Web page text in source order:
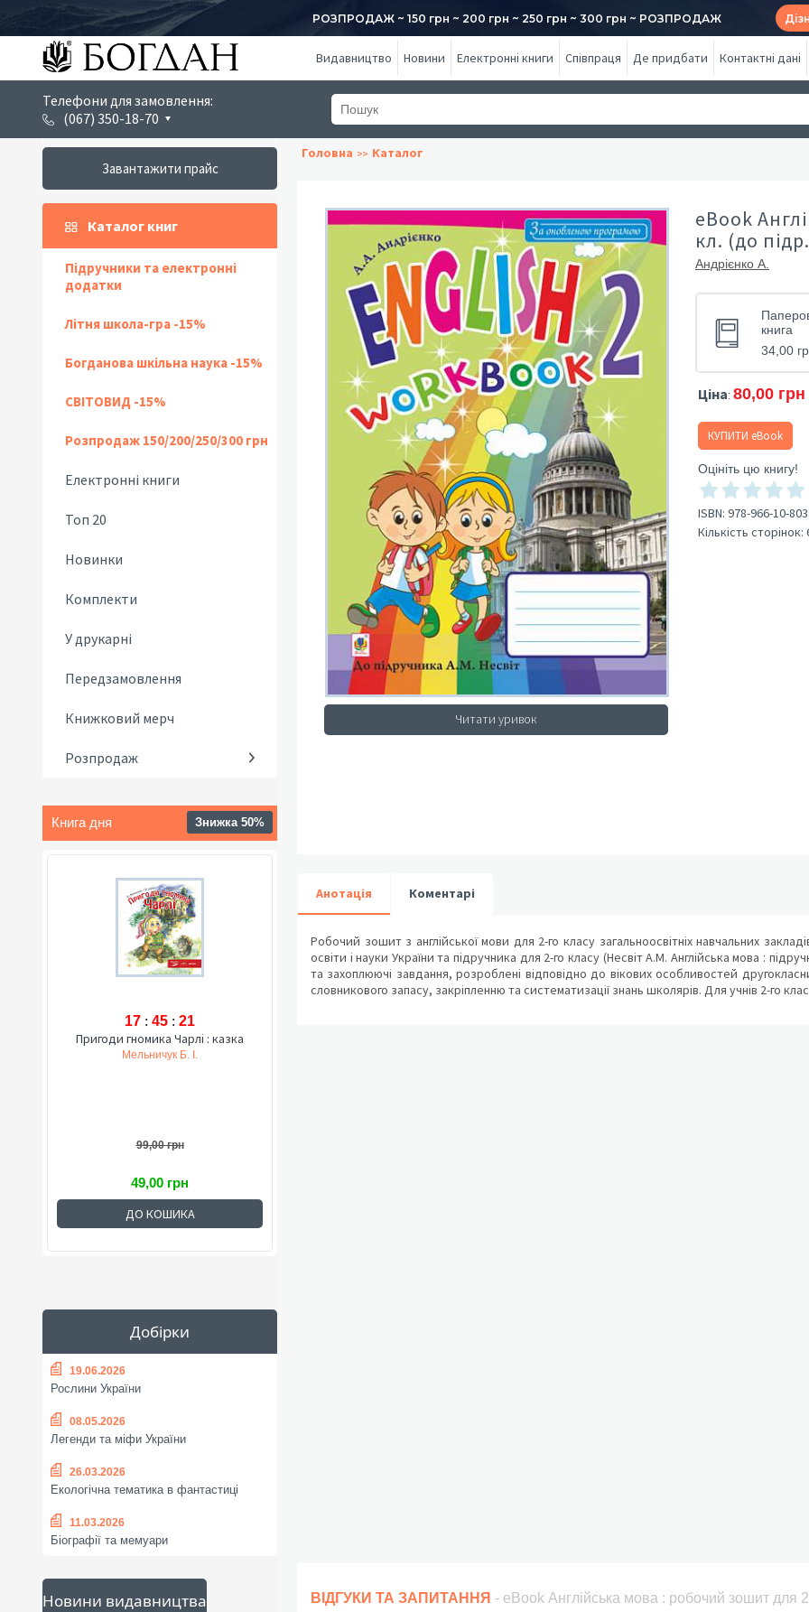
РОЗПРОДАЖ ~ 150 грн ~ 200 грн ~ 250 грн ~ 300 грн ~ РОЗПРОДАЖ
Видавництво Новини Електронні книги Співпраця Де придбати Контактні дані
Телефони для замовлення:
(067) 350-18-70
Завантажити прайс
Каталог книг
Підручники та електронні
додатки
Літня школа-гра -15%
Богданова шкільна наука -15%
СВІТОВИД -15%
Розпродаж 150/200/250/300 грн
Електронні книги
Топ 20
Новинки
Комплекти
У друкарні
Передзамовлення
Книжковий мерч
Розпродаж
Книга дня Знижка 50%
17 : 45 : 20
Пригоди гномика Чарлі : казка
Мельничук Б. І.
99,00 грн
49,00 грн
ДО КОШИКА
Добірки
19.06.2026
Рослини України
08.05.2026
Легенди та міфи України
26.03.2026
Екологічна тематика в фантастиці
11.03.2026
Біографії та мемуари
Новини видавництва
Головна Каталог
Читати уривок
eBook
кл. (до
Андрієнко А.
книга
34,00
Ціна: 80,00 грн
КУПИТИ eBook
Оцініть цю книгу!
ISBN: 978-966-10-
Кількість сторінок:
Анотація Коментарі
Робочий зошит з англійської мови для 2-го класу загальноосвітніх навчальних
освіти і науки України та підручника для 2-го класу (Несвіт А.М. Англійська мова :
та захоплюючі завдання, розроблені відповідно до вікових особливостей
словникового запасу, закріпленню та систематизації знань школярів. Для учнів 2-го
ВІДГУКИ ТА ЗАПИТАННЯ - eBook Англійська мова : робочий зошит для 2